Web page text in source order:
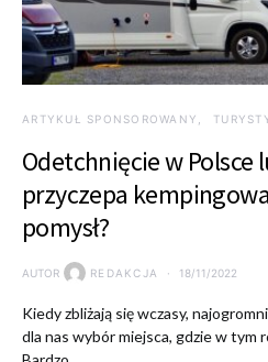
ARTYKUŁ SPONSOROWANY
Odetchnięcie w Polsce
przyczepa
pomysł?
AUTOR REDAKCJA 18/11/2022
Kiedy zbliżają się wczasy,
dla nas wybór miejsca, gdzie w tym